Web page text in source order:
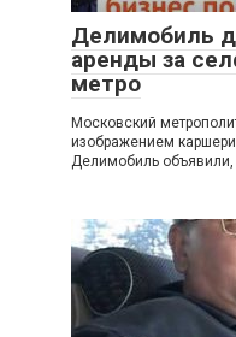
Делимобиль
аренды за
метро
Московский
изображением
Делимобиль объявили,